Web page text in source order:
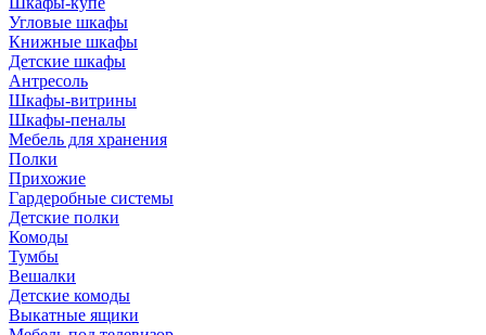
Угловые шкафы
Книжные шкафы
Детские шкафы
Антресоль
Шкафы-витрины
Шкафы-пеналы
Мебель для хранения
Полки
Прихожие
Гардеробные системы
Детские полки
Комоды
Тумбы
Вешалки
Детские комоды
Выкатные ящики